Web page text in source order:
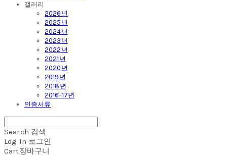
갤러리
2026년
2025년
2024년
2023년
2022년
2021년
2020년
2019년
2018년
2016-17년
인증서류
Search 검색
Log In 로그인
Cart장바구니